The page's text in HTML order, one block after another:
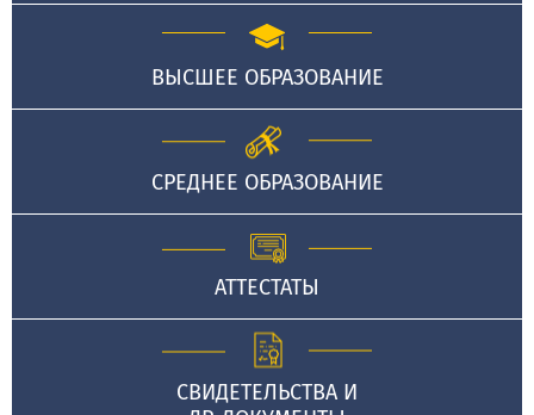
ВЫСШЕЕ ОБРАЗОВАНИЕ
СРЕДНЕЕ ОБРАЗОВАНИЕ
АТТЕСТАТЫ
СВИДЕТЕЛЬСТВА И